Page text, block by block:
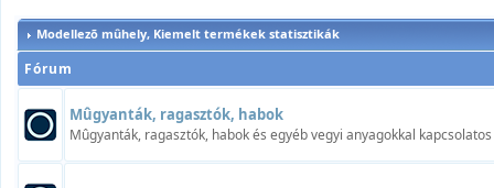
Modellezõ mûhely, Kiemelt termékek statisztikák
Fórum
Mûgyanták, ragasztók, habok
Mûgyanták, ragasztók, habok és egyéb vegyi anyagokkal